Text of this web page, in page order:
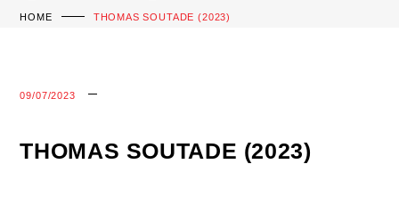
HOME THOMAS SOUTADE (2023)
09/07/2023
THOMAS SOUTADE (2023)